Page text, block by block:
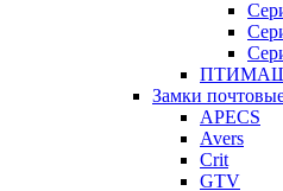
Замки
APECS
Avers
Crit
GTV